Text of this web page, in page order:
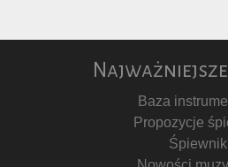
Baza
Propozycje
Śpiewnik